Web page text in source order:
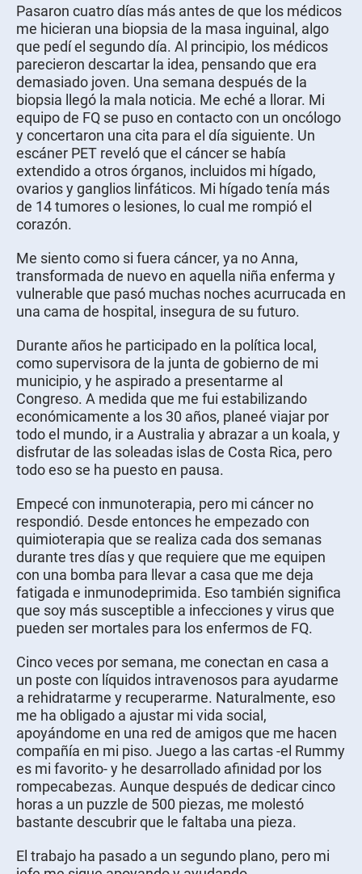
Pasaron cuatro días más antes de que los médicos
me hicieran una biopsia de la masa inguinal, algo
que pedí el segundo día. Al principio, los médicos
parecieron descartar la idea, pensando que era
demasiado joven. Una semana después de la
biopsia llegó la mala noticia. Me eché a llorar. Mi
equipo de FQ se puso en contacto con un oncólogo
y concertaron una cita para el día siguiente. Un
escáner PET reveló que el cáncer se había
extendido a otros órganos, incluidos mi hígado,
ovarios y ganglios linfáticos. Mi hígado tenía más
de 14 tumores o lesiones, lo cual me rompió el
corazón.
Me siento como si fuera cáncer, ya no Anna,
transformada de nuevo en aquella niña enferma y
vulnerable que pasó muchas noches acurrucada en
una cama de hospital, insegura de su futuro.
Durante años he participado en la política local,
como supervisora de la junta de gobierno de mi
municipio, y he aspirado a presentarme al
Congreso. A medida que me fui estabilizando
económicamente a los 30 años, planeé viajar por
todo el mundo, ir a Australia y abrazar a un koala, y
disfrutar de las soleadas islas de Costa Rica, pero
todo eso se ha puesto en pausa.
Empecé con inmunoterapia, pero mi cáncer no
respondió. Desde entonces he empezado con
quimioterapia que se realiza cada dos semanas
durante tres días y que requiere que me equipen
con una bomba para llevar a casa que me deja
fatigada e inmunodeprimida. Eso también significa
que soy más susceptible a infecciones y virus que
pueden ser mortales para los enfermos de FQ.
Cinco veces por semana, me conectan en casa a
un poste con líquidos intravenosos para ayudarme
a rehidratarme y recuperarme. Naturalmente, eso
me ha obligado a ajustar mi vida social,
apoyándome en una red de amigos que me hacen
compañía en mi piso. Juego a las cartas -el Rummy
es mi favorito- y he desarrollado afinidad por los
rompecabezas. Aunque después de dedicar cinco
horas a un puzzle de 500 piezas, me molestó
bastante descubrir que le faltaba una pieza.
El trabajo ha pasado a un segundo plano, pero mi